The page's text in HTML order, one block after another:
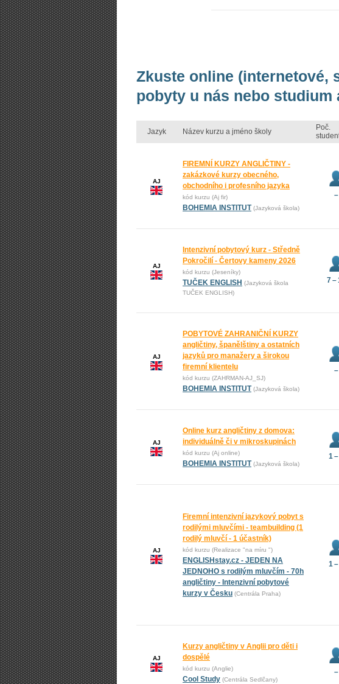
Zkuste online (internetové,
pobyty u nás nebo
Jazyk Název kurzu a jméno školy
Poč.
AJ
FIREMNÍ KURZY ANGLIČTINY -
zakázkové kurzy obecného,
obchodního i profesního jazyka
kód kurzu (Aj fir)
BOHEMIA INSTITUT (Jazyková škola)
–
AJ
Intenzivní pobytový kurz - Středně
Pokročilí - Čertovy kameny 2026
kód kurzu (Jeseníky)
TUČEK ENGLISH (Jazyková škola
TUČEK ENGLISH)
7 –
AJ
POBYTOVÉ ZAHRANIČNÍ KURZY
angličtiny, španělštiny a ostatních
jazyků pro manažery a širokou
firemní klientelu
kód kurzu (ZAHRMAN-AJ_SJ)
BOHEMIA INSTITUT (Jazyková škola)
–
AJ
Online kurz angličtiny z domova:
individuálně či v mikroskupinách
kód kurzu (Aj online)
BOHEMIA INSTITUT (Jazyková škola)
1
AJ
Firemní intenzivní jazykový pobyt s
rodilými mluvčími - teambuilding (1
rodilý mluvčí - 1 účastník)
kód kurzu (Realizace "na míru ")
ENGLISHstay.cz - JEDEN NA
JEDNOHO s rodilým mluvčím - 70h
angličtiny - Intenzivní pobytové
kurzy v Česku (Centrála Praha)
1
AJ
Kurzy angličtiny v Anglii pro děti i
dospělé
kód kurzu (Anglie)
Cool Study (Centrála Sedlčany)
–